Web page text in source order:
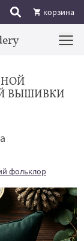
корзина
ВЫШИВКИ
фольклор